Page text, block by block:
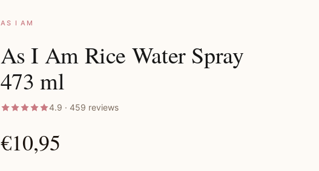
AS I AM
As I Am Rice Water Spray
473 ml
4.9 · 459 reviews
€10,95